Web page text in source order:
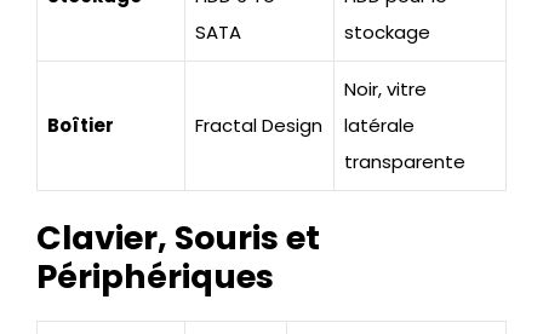
SATA
stockage
Boîtier Fractal Design
Noir, vitre
latérale
transparente
Clavier, Souris et
Périphériques